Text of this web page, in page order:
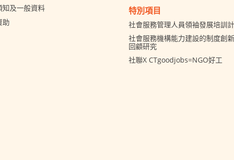
知及一般資料
助
特別項目
社會服務管理人員領袖發展培訓
社會服務機構能力建設的制度創
回顧研究
社聯X CTgoodjobs=NGO好工